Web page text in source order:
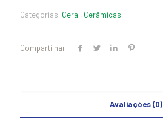
Categorias: Ceral, Cerâmicas
Compartilhar
Avaliações (0)